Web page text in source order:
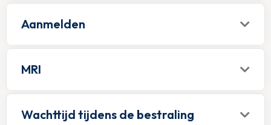
Aanmelden
MRI
Wachttijd tijdens de bestraling